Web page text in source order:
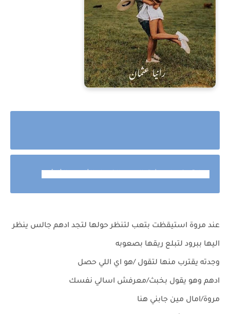
عند مروة استيقظت بتعب لتنظر حولها لتجد ادهم جالس ينظر
اليها ببرود لتبلع ريقها بصعوبه
وجدته يقترب منها لتقول /هو اي اللي حصل
ادهم وهو يقول بخبث/معرفش اسالي نفسك
مروة/امال مين جابني هنا